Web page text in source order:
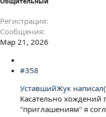
Регистрация
Сообщения
Мар 21, 2026
#358
УставшийЖук
Касательно хождений
"приглашениям" я